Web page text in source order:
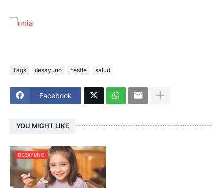
Tags desayuno nestle salud
Facebook
YOU MIGHT LIKE
DESAYUNO